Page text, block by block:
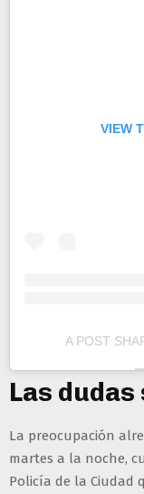
VIEW
A POST
Las
La preocupación
martes a la noche,
Policía de la Ciudad